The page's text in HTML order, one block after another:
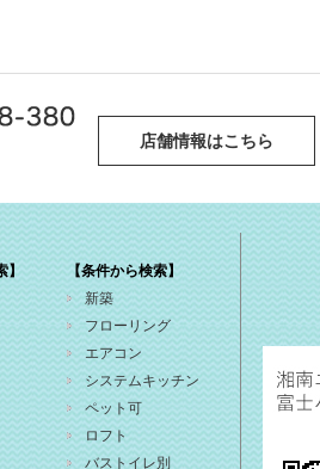
店舗情報はこちら
】
【条件から検索】
新築
フローリング
エアコン
システムキッチン
ペット可
ロフト
バストイレ別